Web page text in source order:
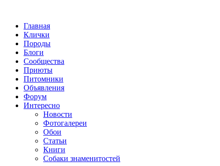
Главная
Клички
Породы
Блоги
Сообщества
Приюты
Питомники
Объявления
Форум
Интересно
Новости
Фотогалереи
Обои
Статьи
Книги
Собаки знаменитостей